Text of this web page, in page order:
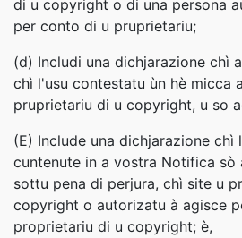
di u copyright o di una persona
per conto di u pruprietariu;
(d) Includi una dichjarazione chì
chì l'usu contestatu ùn hè micca
pruprietariu di u copyright, u so
(E) Include una dichjarazione chì
cuntenute in a vostra Notifica sò
sottu pena di perjura, chì site u
copyright o autorizatu à agisce
proprietariu di u copyright; è,